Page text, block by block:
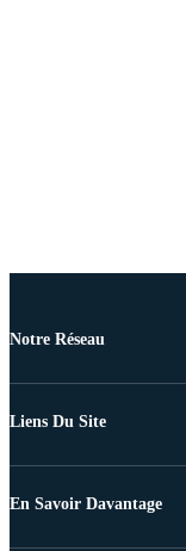
Notre Réseau
Liens Du Site
En Savoir Davantage